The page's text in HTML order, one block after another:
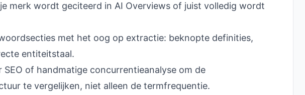
merk wordt geciteerd in AI Overviews of juist volledig wordt
met het oog op extractie: beknopte definities,
entiteitstaal.
SEO of handmatige concurrentieanalyse om de
te vergelijken, niet alleen de termfrequentie.